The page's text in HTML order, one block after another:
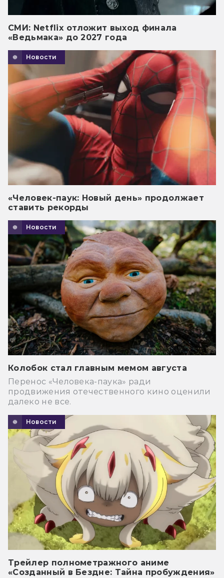
СМИ: Netflix отложит выход финала
«Ведьмака» до 2027 года
Новости
«Человек-паук: Новый день» продолжает
ставить рекорды
Новости
Колобок стал главным мемом августа
Перенос «Человека-паука» ради
продвижения отечественного кино оценили
далеко не все.
Новости
Трейлер полнометражного аниме
«Созданный в Бездне: Тайна пробуждения»